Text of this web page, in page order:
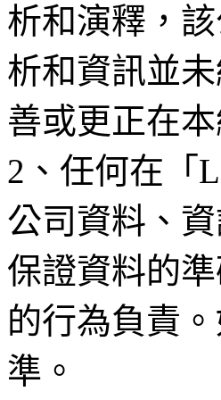
析和演釋，
析和資訊並
善或更正在
2、任何在「
公司資料、
保證資料的
的行為負責
準。